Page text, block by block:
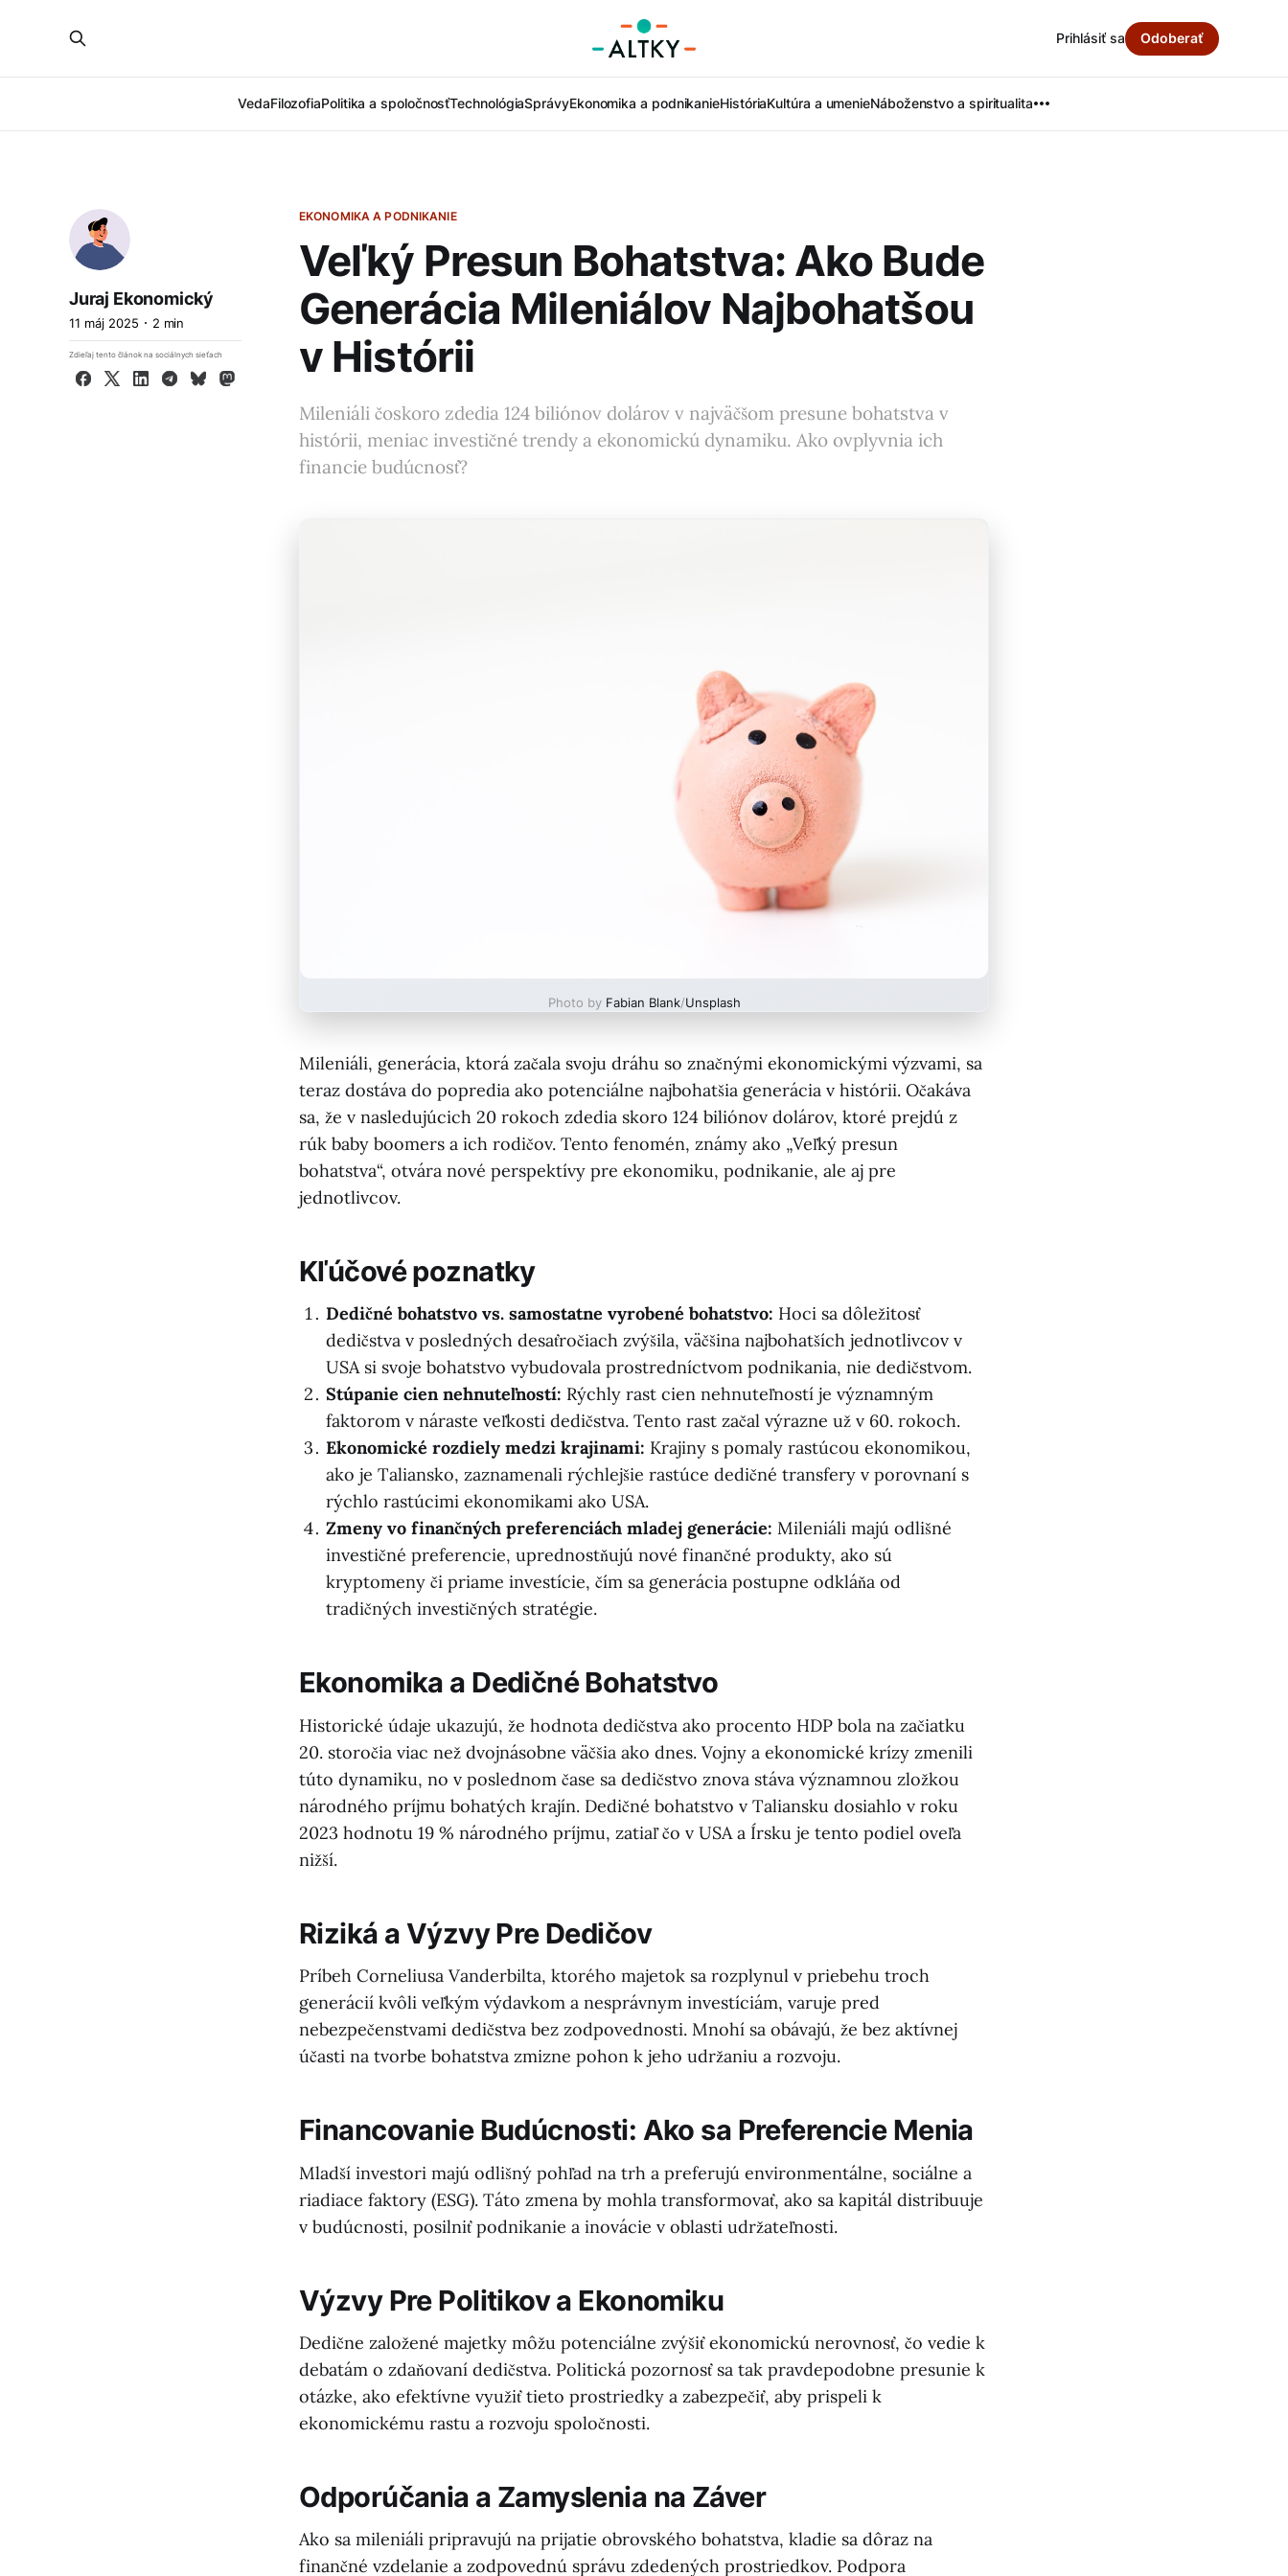
VedaFilozofiaPolitika a spoločnosťTechnológiaSprávyEkonomika a podnikanieHistóriaKultúra a umenieNáboženstvo a spiritualita
Prihlásiť sa Odoberať
EKONOMIKA A PODNIKANIE
Veľký Presun Bohatstva: Ako Bude
Generácia Mileniálov Najbohatšou
v Histórii
Mileniáli čoskoro zdedia 124 biliónov dolárov v najväčšom presune bohatstva v
histórii, meniac investičné trendy a ekonomickú dynamiku. Ako ovplyvnia ich
financie budúcnosť?
Juraj Ekonomický
11 máj 2025 2 min
Zdieľaj tento článok na sociálnych sieťach
Facebook
X LinkedInTelegram
BlueskyMastodon
Photo by Fabian Blank/Unsplash
Mileniáli, generácia, ktorá začala svoju dráhu so značnými ekonomickými výzvami, sa
teraz dostáva do popredia ako potenciálne najbohatšia generácia v histórii. Očakáva
sa, že v nasledujúcich 20 rokoch zdedia skoro 124 biliónov dolárov, ktoré prejdú z
rúk baby boomers a ich rodičov. Tento fenomén, známy ako „Veľký presun
bohatstva“, otvára nové perspektívy pre ekonomiku, podnikanie, ale aj pre
jednotlivcov.
Kľúčové poznatky
Dedičné bohatstvo vs. samostatne vyrobené bohatstvo: Hoci sa dôležitosť
dedičstva v posledných desaťročiach zvýšila, väčšina najbohatších jednotlivcov v
USA si svoje bohatstvo vybudovala prostredníctvom podnikania, nie dedičstvom.
Stúpanie cien nehnuteľností: Rýchly rast cien nehnuteľností je významným
faktorom v náraste veľkosti dedičstva. Tento rast začal výrazne už v 60. rokoch.
Ekonomické rozdiely medzi krajinami: Krajiny s pomaly rastúcou ekonomikou,
ako je Taliansko, zaznamenali rýchlejšie rastúce dedičné transfery v porovnaní s
rýchlo rastúcimi ekonomikami ako USA.
Zmeny vo finančných preferenciách mladej generácie: Mileniáli majú odlišné
investičné preferencie, uprednostňujú nové finančné produkty, ako sú
kryptomeny či priame investície, čím sa generácia postupne odkláňa od
tradičných investičných stratégie.
Ekonomika a Dedičné Bohatstvo
Historické údaje ukazujú, že hodnota dedičstva ako procento HDP bola na začiatku
20. storočia viac než dvojnásobne väčšia ako dnes. Vojny a ekonomické krízy zmenili
túto dynamiku, no v poslednom čase sa dedičstvo znova stáva významnou zložkou
národného príjmu bohatých krajín. Dedičné bohatstvo v Taliansku dosiahlo v roku
2023 hodnotu 19 % národného príjmu, zatiaľ čo v USA a Írsku je tento podiel oveľa
nižší.
Riziká a Výzvy Pre Dedičov
Príbeh Corneliusa Vanderbilta, ktorého majetok sa rozplynul v priebehu troch
generácií kvôli veľkým výdavkom a nesprávnym investíciám, varuje pred
nebezpečenstvami dedičstva bez zodpovednosti. Mnohí sa obávajú, že bez aktívnej
účasti na tvorbe bohatstva zmizne pohon k jeho udržaniu a rozvoju.
Financovanie Budúcnosti: Ako sa Preferencie Menia
Mladší investori majú odlišný pohľad na trh a preferujú environmentálne, sociálne a
riadiace faktory (ESG). Táto zmena by mohla transformovať, ako sa kapitál distribuuje
v budúcnosti, posilniť podnikanie a inovácie v oblasti udržateľnosti.
Výzvy Pre Politikov a Ekonomiku
Dedične založené majetky môžu potenciálne zvýšiť ekonomickú nerovnosť, čo vedie k
debatám o zdaňovaní dedičstva. Politická pozornosť sa tak pravdepodobne presunie k
otázke, ako efektívne využiť tieto prostriedky a zabezpečiť, aby prispeli k
ekonomickému rastu a rozvoju spoločnosti.
Odporúčania a Zamyslenia na Záver
Ako sa mileniáli pripravujú na prijatie obrovského bohatstva, kladie sa dôraz na
finančné vzdelanie a zodpovednú správu zdedených prostriedkov. Podpora